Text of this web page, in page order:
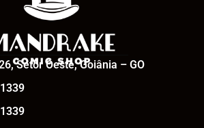
Setor Oeste, Goiânia – GO